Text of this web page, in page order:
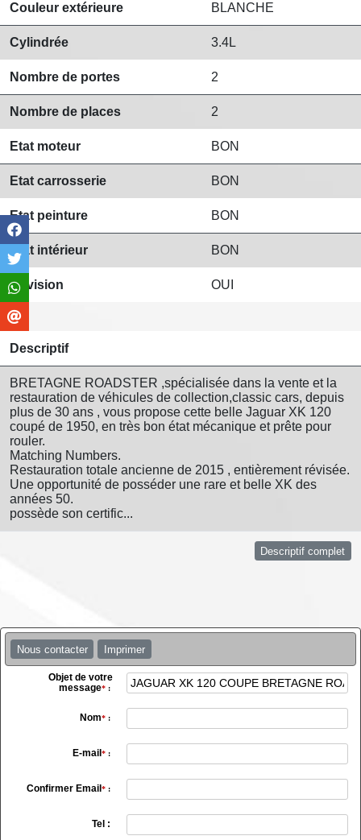
Couleur extérieure BLANCHE
Cylindrée 3.4L
Nombre de portes 2
Nombre de places 2
Etat moteur BON
Etat carrosserie BON
Etat peinture BON
Etat intérieur BON
Révision OUI
Descriptif
BRETAGNE ROADSTER ,spécialisée dans la vente et la
restauration de véhicules de collection,classic cars, depuis
plus de 30 ans , vous propose cette belle Jaguar XK 120
coupé de 1950, en très bon état mécanique et prête pour
rouler.
Matching Numbers.
Restauration totale ancienne de 2015 , entièrement révisée.
Une opportunité de posséder une rare et belle XK des
années 50.
possède son certific...
Descriptif complet
Nous contacter Imprimer
Objet de votre
message*:
Nom*:
E-mail *:
Confirmer Email *:
Tel :